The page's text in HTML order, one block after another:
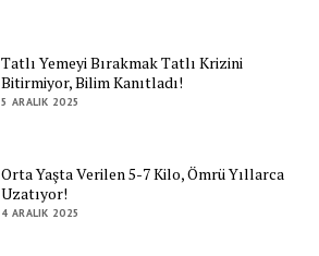
Tatlı Yemeyi Bırakmak Tatlı Krizini
Bitirmiyor, Bilim Kanıtladı!
5 ARALIK 2025
Orta Yaşta Verilen 5-7 Kilo, Ömrü Yıllarca
Uzatıyor!
4 ARALIK 2025